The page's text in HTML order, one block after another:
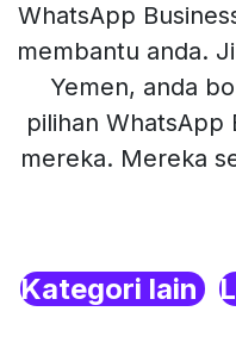
WhatsApp
membantu anda.
Yemen, anda
pilihan WhatsApp
mereka. Mereka
Kategori lain